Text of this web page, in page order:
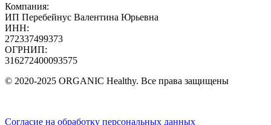
Компания:
ИП Перебейнус Валентина Юрьевна
ИНН:
272337499373
ОГРНИП:
316272400093575
© 2020-2025 ORGANIC Healthy. Все права защищены
Согласие на обработку персональных данных